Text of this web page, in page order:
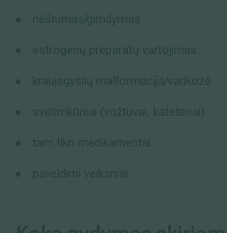
nėštumas/gimdymas
estrogenų preparatų vartojimas
kraujagyslių malformacija/varikozė
svetimkūniai (vožtuvai, kateteriai)
tam tikri medikamentai
paveldimi veiksniai